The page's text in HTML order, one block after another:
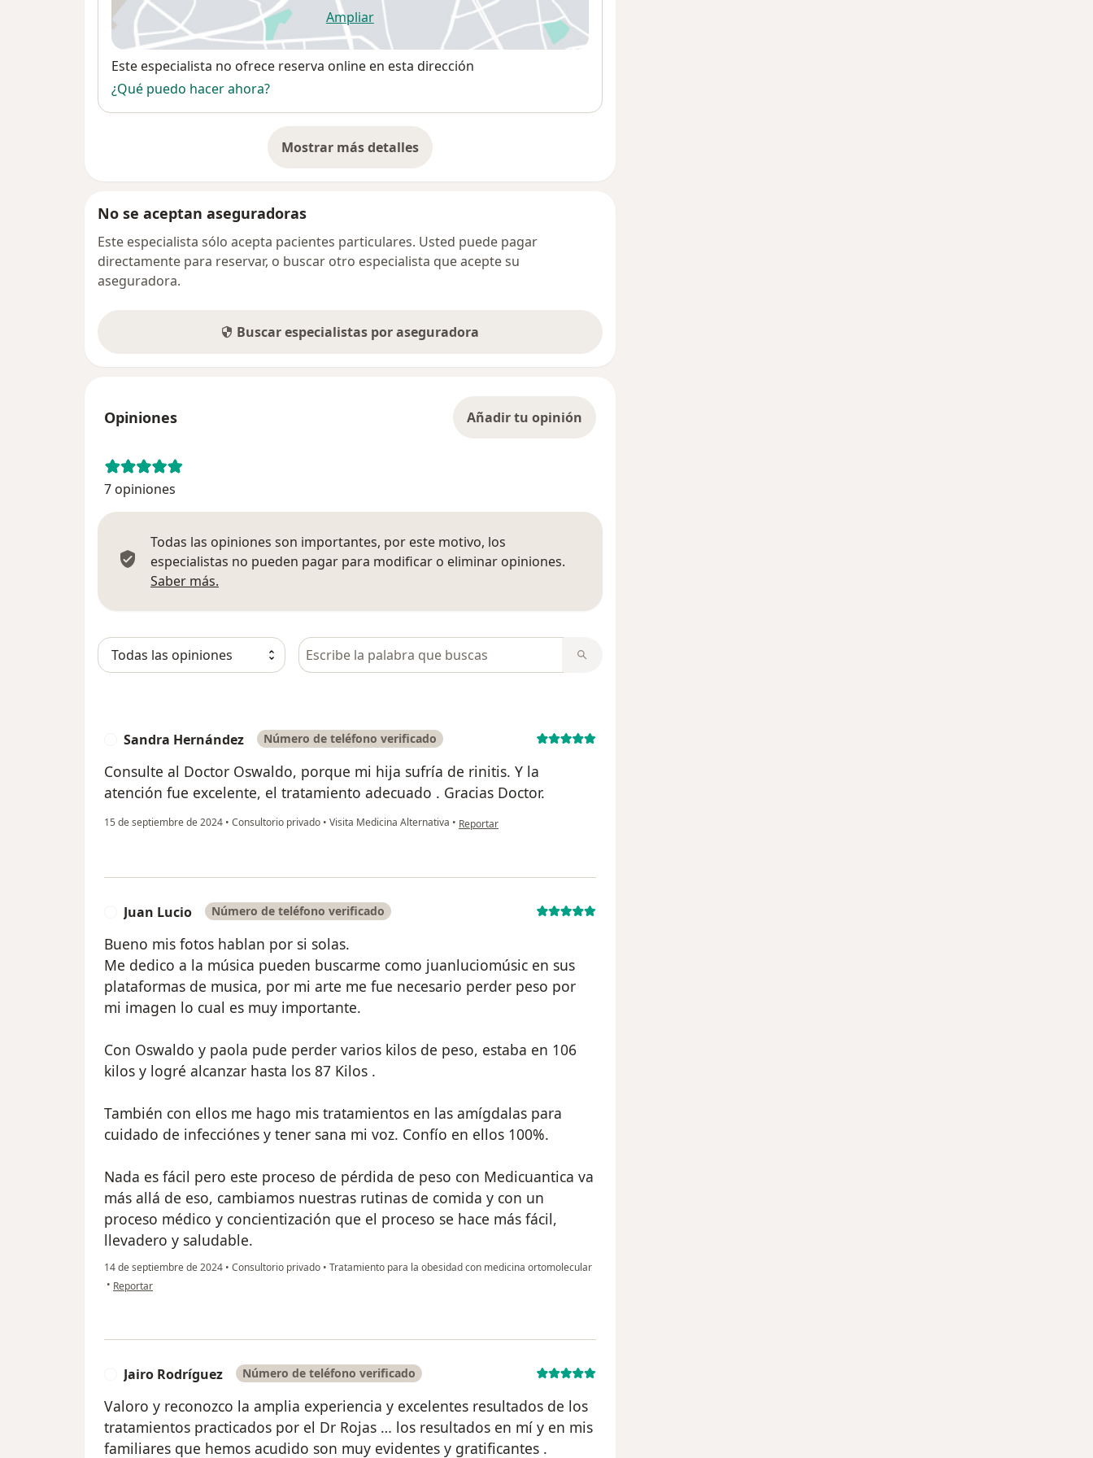
Ampliarse abre en una nueva pestaña
Disponibilidad
Este especialista no ofrece reserva online en esta dirección
¿Qué puedo hacer ahora?
Mostrar más detalles
sobre la dirección
No se aceptan aseguradoras
Este especialista sólo acepta pacientes particulares. Usted puede pagar
directamente para reservar, o buscar otro especialista que acepte su
aseguradora.
Buscar especialistas por aseguradora
Opiniones Añadir tu opinión
7 opiniones
Todas las opiniones son importantes, por este motivo, los
especialistas no pueden pagar para modificar o eliminar opiniones.
Saber más.
Busca en opiniones
Sandra Hernández Número de teléfono verificado
Consulte al Doctor Oswaldo, porque mi hija sufría de rinitis. Y la
atención fue excelente, el tratamiento adecuado . Gracias Doctor.
15 de septiembre de 2024 • Consultorio privado • Visita Medicina Alternativa • en opinión del usuario Sandra Hernández
Reportar
Juan Lucio Número de teléfono verificado
Bueno mis fotos hablan por si solas.
Me dedico a la música pueden buscarme como juanluciomúsic en sus
plataformas de musica, por mi arte me fue necesario perder peso por
mi imagen lo cual es muy importante.
Con Oswaldo y paola pude perder varios kilos de peso, estaba en 106
kilos y logré alcanzar hasta los 87 Kilos .
También con ellos me hago mis tratamientos en las amígdalas para
cuidado de infecciónes y tener sana mi voz. Confío en ellos 100%.
Nada es fácil pero este proceso de pérdida de peso con Medicuantica va
más allá de eso, cambiamos nuestras rutinas de comida y con un
proceso médico y concientización que el proceso se hace más fácil,
llevadero y saludable.
14 de septiembre de 2024 • Consultorio privado • Tratamiento para la obesidad con medicina ortomolecular
• en opinión del usuario Juan Lucio
Reportar
Jairo Rodríguez Número de teléfono verificado
Valoro y reconozco la amplia experiencia y excelentes resultados de los
tratamientos practicados por el Dr Rojas … los resultados en mí y en mis
familiares que hemos acudido son muy evidentes y gratificantes .